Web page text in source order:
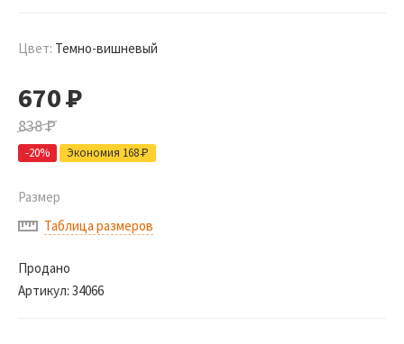
Цвет: Темно-вишневый
670Р
838Р
-20% Экономия 168Р
Размер
Таблица размеров
Продано
Артикул: 34066